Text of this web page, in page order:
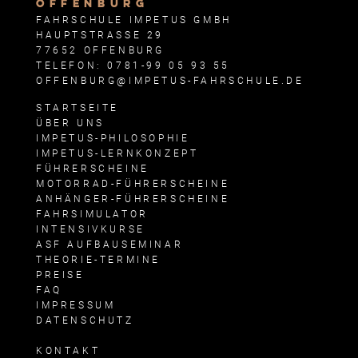
OFFENBURG
FAHRSCHULE IMPETUS GMBH
HAUPTSTRASSE 29
77652 OFFENBURG
TELEFON: 0781-99 05 93 55
OFFENBURG@IMPETUS-FAHRSCHULE.DE
STARTSEITE
ÜBER UNS
IMPETUS-PHILOSOPHIE
IMPETUS-LERNKONZEPT
FÜHRERSCHEINE
MOTORRAD-FÜHRERSCHEINE
ANHÄNGER-FÜHRERSCHEINE
FAHRSIMULATOR
INTENSIVKURSE
ASF AUFBAUSEMINAR
THEORIE-TERMINE
PREISE
FAQ
IMPRESSUM
DATENSCHUTZ
KONTAKT